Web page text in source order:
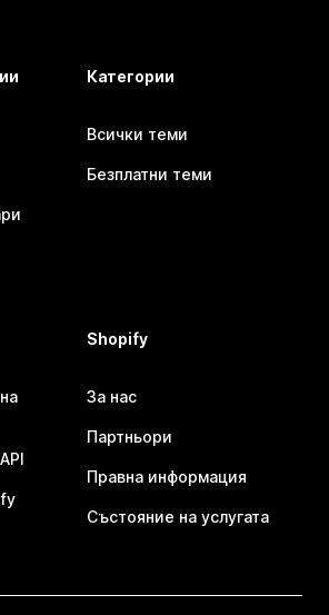
Категории
Всички теми
Безплатни теми
Shopify
За нас
Партньори
Правна информация
Състояние на услугата